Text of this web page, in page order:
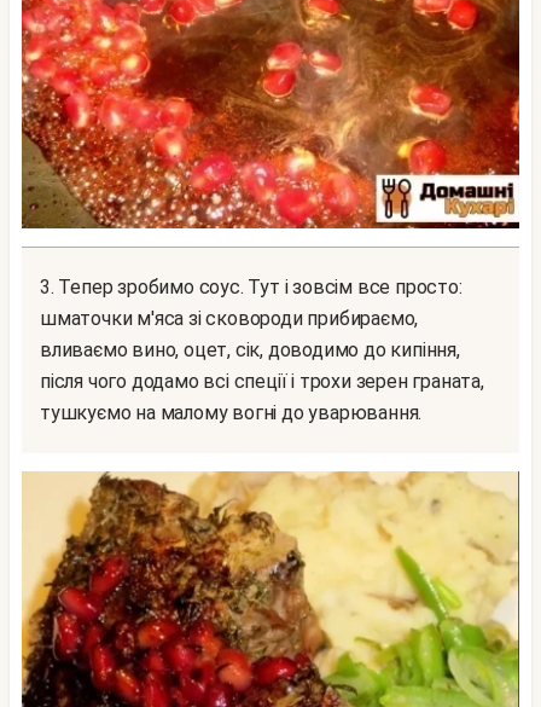
3. Тепер зробимо соус. Тут і зовсім все просто:
шматочки м'яса зі сковороди прибираємо,
вливаємо вино, оцет, сік, доводимо до кипіння,
після чого додамо всі спеції і трохи зерен граната,
тушкуємо на малому вогні до уварювання.